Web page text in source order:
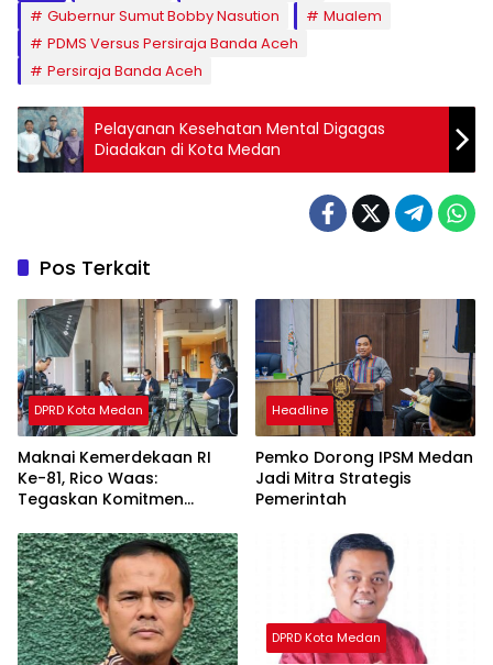
Gubernur Sumut Bobby Nasution
Mualem
PDMS Versus Persiraja Banda Aceh
Persiraja Banda Aceh
Pelayanan Kesehatan Mental Digagas
Diadakan di Kota Medan
Pos Terkait
DPRD Kota Medan
Maknai Kemerdekaan RI
Ke-81, Rico Waas:
Tegaskan Komitmen
Headline
Pemko Dorong IPSM Medan
Jadi Mitra Strategis
Pemerintah
DPRD Kota Medan